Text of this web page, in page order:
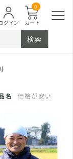
カート
0
グイン
検索
名 価格が安い